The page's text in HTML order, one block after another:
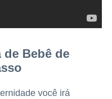
de Bebê de
você irá